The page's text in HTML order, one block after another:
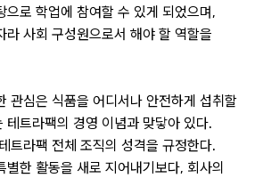
으로 학업에 참여할 수 있게 되었으며,
라 사회 구성원으로서 해야 할 역할을
관심은 식품을 어디서나 안전하게 섭취할
테트라팩의 경영 이념과 맞닿아 있다.
트라팩 전체 조직의 성격을 규정한다.
별한 활동을 새로 지어내기보다, 회사의